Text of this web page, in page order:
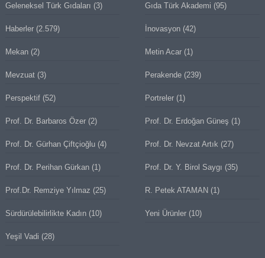
Geleneksel Türk Gıdaları (3) Gıda Türk Akademi (95)
Haberler(2.579) İnovasyon (42)
Mekan(2) Metin Acar (1)
Mevzuat(3) Perakende (239)
Perspektif(52) Portreler (1)
Prof. Dr. Barbaros Özer(2) Prof. Dr. Erdoğan Güneş (1)
Prof. Dr. Gürhan Çiftçioğlu(4) Prof. Dr. Nevzat Artık (27)
Prof. Dr. Perihan Gürkan(1) Prof. Dr. Y. Birol Saygı (35)
Prof.Dr. Remziye Yılmaz (25) R. Petek ATAMAN (1)
Sürdürülebilirlikte Kadın(10) Yeni Ürünler (10)
Yeşil Vadi (28)